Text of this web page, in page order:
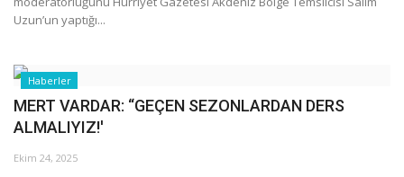
Uzun’un yaptığı...
Haberler
MERT VARDAR: “GEÇEN SEZONLARDAN DERS
ALMALIYIZ!'
Ekim 24, 2025